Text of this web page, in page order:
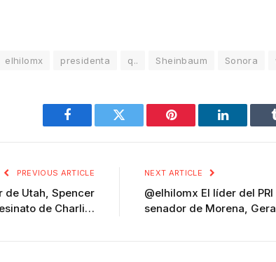
elhilomx presidenta q.. Sheinbaum Sonora
Facebook Twitter Pinterest LinkedIn
PREVIOUS ARTICLE
de Utah, Spencer
de Charli…
NEXT ARTICLE
@elhilomx El líder del
senador de Morena,